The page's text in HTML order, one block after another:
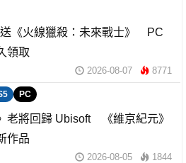
《火線獵殺：未來戰士》 PC
領取
2026-08-07 8771
PC
老將回歸 Ubisoft 《維京紀元》
作品
2026-08-05 1844